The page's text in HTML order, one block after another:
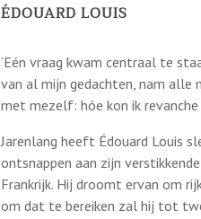
ÉDOUARD LOUIS
‘Eén vraag kwam centraal te
van al mijn gedachten, nam alle
met mezelf: hóe kon ik
Jarenlang heeft Édouard Louis
ontsnappen aan zijn
Frankrijk. Hij droomt ervan om
om dat te bereiken zal hij tot